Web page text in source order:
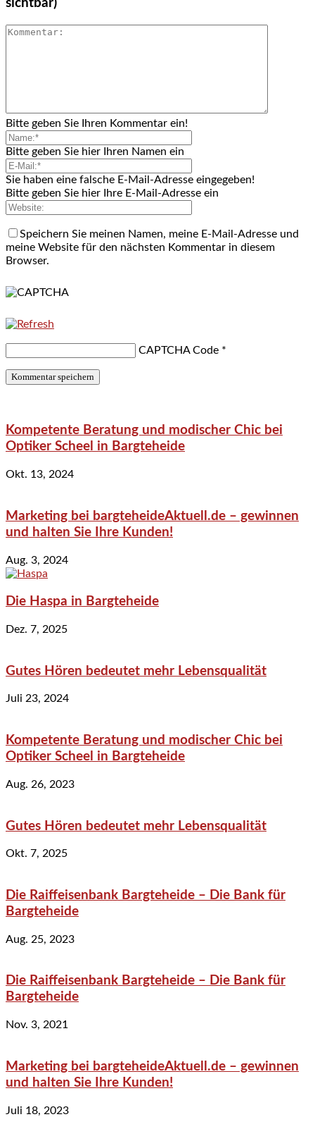
sichtbar)
Bitte geben Sie Ihren Kommentar ein!
Bitte geben Sie hier Ihren Namen ein
Sie haben eine falsche E-Mail-Adresse eingegeben!
Bitte geben Sie hier Ihre E-Mail-Adresse ein
Speichern Sie meinen Namen, meine E-Mail-Adresse und
meine Website für den nächsten Kommentar in diesem
Browser.
CAPTCHA Code *
Kompetente Beratung und modischer Chic bei
Optiker Scheel in Bargteheide
Okt. 13, 2024
Marketing bei bargteheideAktuell.de – gewinnen
und halten Sie Ihre Kunden!
Aug. 3, 2024
Die Haspa in Bargteheide
Dez. 7, 2025
Gutes Hören bedeutet mehr Lebensqualität
Juli 23, 2024
Kompetente Beratung und modischer Chic bei
Optiker Scheel in Bargteheide
Aug. 26, 2023
Gutes Hören bedeutet mehr Lebensqualität
Okt. 7, 2025
Die Raiffeisenbank Bargteheide – Die Bank für
Bargteheide
Aug. 25, 2023
Die Raiffeisenbank Bargteheide – Die Bank für
Bargteheide
Nov. 3, 2021
Marketing bei bargteheideAktuell.de – gewinnen
und halten Sie Ihre Kunden!
Juli 18, 2023